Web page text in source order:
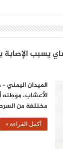
يسبب الإصابة
الميدان اليمني
الأعشاب، موطنه
مختلفة من
أكمل القراءة »